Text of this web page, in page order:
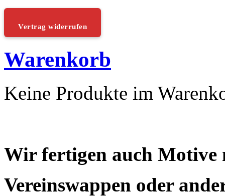
Vertrag widerrufen
Warenkorb
Keine Produkte im
Wir fertigen auch Motive
Vereinswappen oder